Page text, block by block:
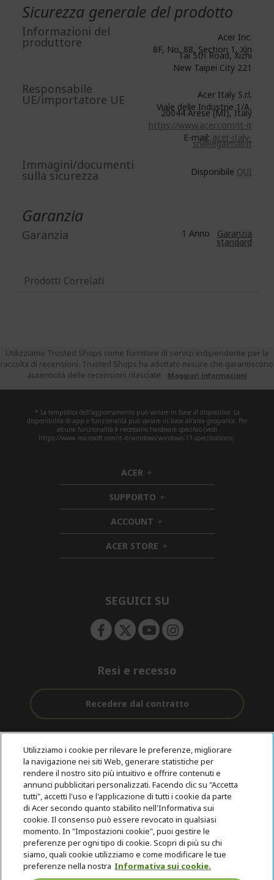
Sicurezza generale del prodotto
Informazioni del
produttore
Acer Inc.
8F, No. 88, Section 1, Xin
Tai 5th Road, Xizhi
New Taipei City 221
Responsabile
UE/importatore UE
Acer Italy S.r.l.
Viale delle Industrie 1/A,
20044 Arese (MI), Italy
https://www.acer.com/it-it
E-mail:acer-italy-
srl@legalmail.it
Immagini/documenti
sulla sicurezza Disponibile QUI
Garanzia
Garanzia 1 Anno Garanzia
standard
Prodotti Correlati
Utilizziamo Trusted Shops come fornitore di servizi indipendente per la
raccolta di recensioni. Trusted Shops ha adottato misure che garantiscono
autenticità delle recensioni rilasciate.
Maggiori informazioni
* La tempistica dell'aggiornamento può variare in base al dispositivo. La
disponibilità di app e funzionalità può variare in base all'area geografica. Per
alcune funzionalità è necessario hardware specifico (vedi
https://www.microsoft.com/it-it/windows/windows-11-specifications).
ACER h
i
d
d
e
n
SUPPORTO h
i
d
d
e
n
ACCOUNT h
i
d
d
ACER STORE h
i
e
SEGUICI SU
Resi e recesso
Recedere dal contratto
Gratuita
Assistenza
pre e post
acquisto
Con 0% Di
Tasso
D'interesse
© 2026 Acer Inc.
CPYou B.V. è il rivenditore autorizzato dei prodotti Acer venduti in
questo negozio online.
Utilizziamo i cookie per rilevare le preferenze, migliorare
la navigazione nei siti Web, generare statistiche per
rendere il nostro sito più intuitivo e offrire contenuti e
annunci pubblicitari personalizzati. Facendo clic su "Accetta
tutti", accetti l'uso e l'applicazione di tutti i cookie da parte
di Acer secondo quanto stabilito nell'Informativa sui
cookie. Il consenso può essere revocato in qualsiasi
momento. In "Impostazioni cookie", puoi gestire le
preferenze per ogni tipo di cookie. Scopri di più su chi
siamo, quali cookie utilizziamo e come modificare le tue
preferenze nella nostra Informativa sui cookie.